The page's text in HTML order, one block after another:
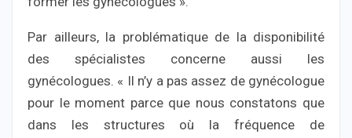
Par ailleurs, la problématique de la disponibilité
des spécialistes concerne aussi les
gynécologues. « Il n’y a pas assez de gynécologue
pour le moment parce que nous constatons que
dans les structures où la fréquence de